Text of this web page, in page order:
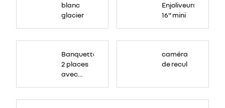
blanc
glacier
Enjoliveurs
16" mini
rangement
ordinateur
Banquette
2 places
avec
caméra
de recul